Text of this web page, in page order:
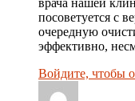
врача нашей
посоветуется с
очередную
эффективно,
Войдите, чтобы